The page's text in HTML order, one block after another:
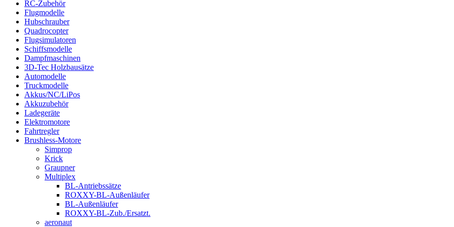
RC-Zubehör
Flugmodelle
Hubschrauber
Quadrocopter
Flugsimulatoren
Schiffsmodelle
Dampfmaschinen
3D-Tec Holzbausätze
Automodelle
Truckmodelle
Akkus/NC/LiPos
Akkuzubehör
Ladegeräte
Elektromotore
Fahrtregler
Brushless-Motore
Simprop
Krick
Graupner
Multiplex
BL-Antriebssätze
ROXXY-BL-Außenläufer
BL-Außenläufer
ROXXY-BL-Zub./Ersatzt.
aeronaut